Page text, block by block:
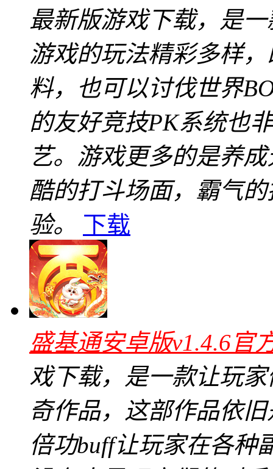
最新版游戏下载，是
游戏的玩法精彩多样
料，也可以讨伐世界
的友好竞技PK系统也
艺。游戏更多的是养
酷的打斗场面，霸气
验。
下载
盛基通安卓版v1.4.6官
戏下载，是一款让玩
奇作品，这部作品依
倍功buff让玩家在各种